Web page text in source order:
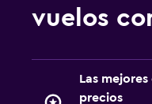
vuelos
Las
precios